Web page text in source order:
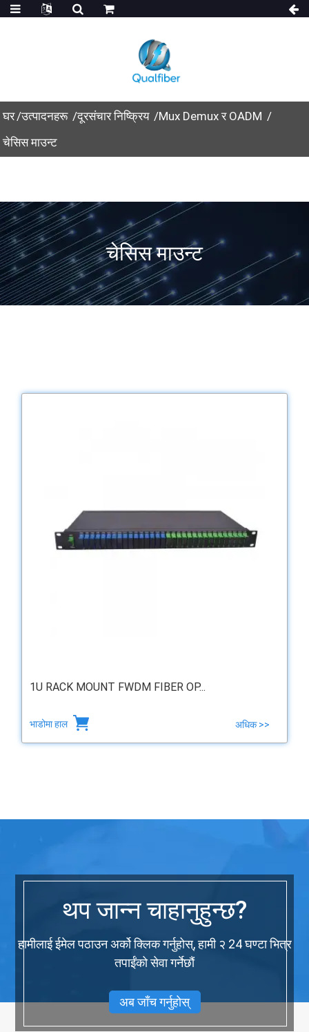
घर उत्पादनहरू दूरसंचार निष्क्रिय
Mux Demux र OADM
चेसिस माउन्ट
चेसिस माउन्ट
1U RACK MOUNT FWDM FIBER OP...
भाडोमा हाल अधिक >>
थप जान्न चाहानुहुन्छ?
हामीलाई ईमेल पठाउन अर्को क्लिक गर्नुहोस्, हामी २ 24 घण्टा भित्र
तपाईंको सेवा गर्नेछौं
अब जाँच गर्नुहोस्